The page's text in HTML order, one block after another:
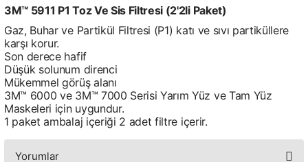
3M™ 5911 P1 Toz Ve Sis Filtresi (2'2li Paket)
Gaz, Buhar ve Partikül Filtresi (P1) katı ve sıvı partiküllere
karşı korur.
Son derece hafif
Düşük solunum direnci
Mükemmel görüş alanı
3M™ 6000 ve 3M™ 7000 Serisi Yarım Yüz ve Tam Yüz
Maskeleri için uygundur.
1 paket ambalaj içeriği 2 adet filtre içerir.
Yorumlar